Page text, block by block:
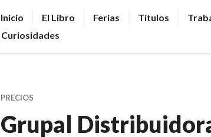
V
E
N
+
Inicio El Libro Ferias Títulos
Curiosidades
PRECIOS
Grupal